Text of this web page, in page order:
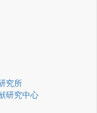
究所
研究中心